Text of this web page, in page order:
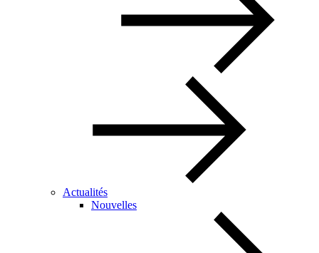
Actualités
Nouvelles